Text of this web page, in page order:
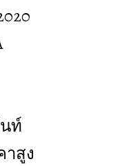
ท์
าสูง